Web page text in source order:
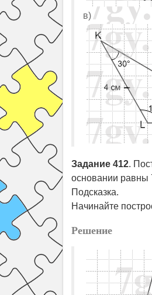
в)
Задание 412.
основании равны
Подсказка.
Начинайте
Решение